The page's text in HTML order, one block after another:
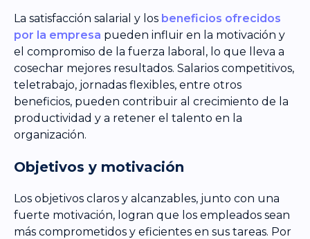
La satisfacción salarial y los beneficios ofrecidos
por la empresa pueden influir en la motivación y
el compromiso de la fuerza laboral, lo que lleva a
cosechar mejores resultados. Salarios competitivos,
teletrabajo, jornadas flexibles, entre otros
beneficios, pueden contribuir al crecimiento de la
productividad y a retener el talento en la
organización.
Objetivos y motivación
Los objetivos claros y alcanzables, junto con una
fuerte motivación, logran que los empleados sean
más comprometidos y eficientes en sus tareas. Por